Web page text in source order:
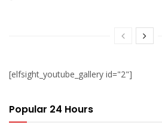
[elfsight_youtube_gallery id="2"]
Popular 24 Hours